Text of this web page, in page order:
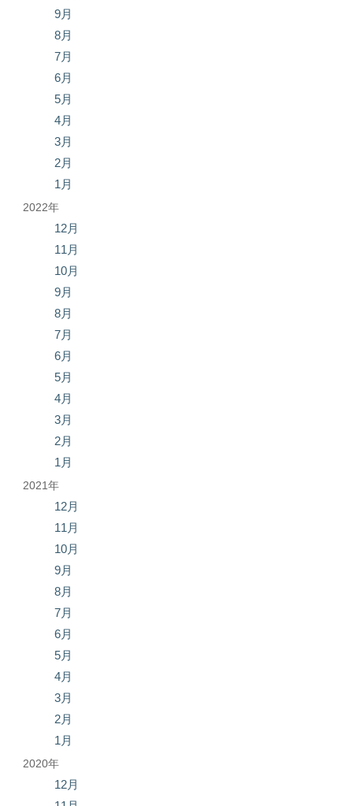
9月
8月
7月
6月
5月
4月
3月
2月
1月
2022年
12月
11月
10月
9月
8月
7月
6月
5月
4月
3月
2月
1月
2021年
12月
11月
10月
9月
8月
7月
6月
5月
4月
3月
2月
1月
2020年
12月